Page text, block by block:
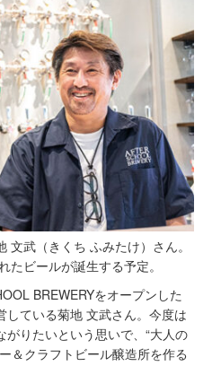
武（きくち ふみたけ）さん。
ビールが誕生する予定。
BREWERYをオープンした
ている菊地 文武さん。今度は
りたいという思いで、“大人の
＆クラフトビール醸造所を作る